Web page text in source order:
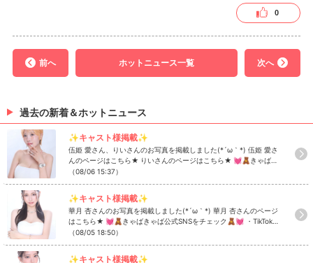
0
前へ ホットニュース一覧 次へ
過去の新着＆ホットニュース
✨キャスト様掲載✨
伍姫 愛さん、りいさんのお写真を掲載しました(*´ω｀*) 伍姫 愛さ
んのページはこちら★ りいさんのページはこちら★ 💓🧸きゃばき
ゃば公式SNSをチェック🧸💓 ・TikTok ・Instagram ・Twitter ・
（08/06 15:37）
✨キャスト様掲載✨
華月 杏さんのお写真を掲載しました(*´ω｀*) 華月 杏さんのページ
はこちら★ 💓🧸きゃばきゃば公式SNSをチェック🧸💓 ・TikTok
・Instagram ・Twitter ・YouTube
（08/05 18:50）
✨キャスト様掲載✨